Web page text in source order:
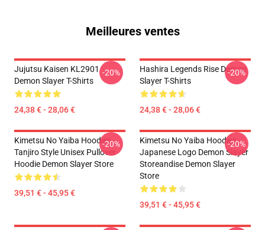
Meilleures ventes
Jujutsu Kaisen KL2901
Demon Slayer T-Shirts
24,38 € - 28,06 €
-20%
Hashira Legends Rise Demon
Slayer T-Shirts
24,38 € - 28,06 €
-20%
Kimetsu No Yaiba Hoodies -
Tanjiro Style Unisex Pullover
Hoodie Demon Slayer Store
39,51 € - 45,95 €
-20%
Kimetsu No Yaiba Hoodies -
Japanese Logo Demon Slayer
Storeandise Demon Slayer
Store
39,51 € - 45,95 €
-20%